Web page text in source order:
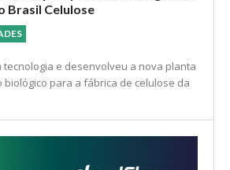
Brasil Celulose
tecnologia e desenvolveu a nova planta
biológico para a fábrica de celulose da